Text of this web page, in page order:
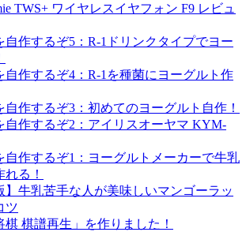
TWS+ ワイヤレスイヤフォン F9 レビュ
自作するぞ5：R-1ドリンクタイプでヨー
自作するぞ4：R-1を種菌にヨーグルト作
自作するぞ3：初めてのヨーグルト自作！
自作するぞ2：アイリスオーヤマ KYM-
自作するぞ1：ヨーグルトメーカーで牛乳
る！
】牛乳苦手な人が美味しいマンゴーラッ
ツ
棋 棋譜再生」を作りました！